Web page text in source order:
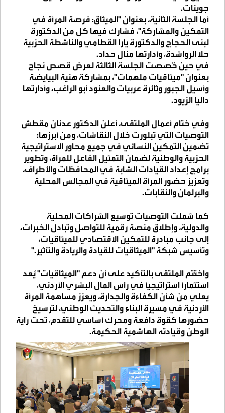
جوينات.
أما الجلسة الثانية، بعنوان "الميثاق: فرصة المرأة في
التمكين والمشاركة"، فشارك فيها كل من الدكتورة
لبنى الحجاج والدكتورة يارا القطامي والناشطة الحزبية
حلا الرواشدة، وأدارتها منال حداد.
في حين خُصصت الجلسة الثالثة لعرض قصص نجاح
بعنوان "ميثاقيات ملهمات"، بمشاركة هنية البيايضة
وأسيل الجبور وثائرة عربيات والعنود أبو الراغب، وأدارتها
داليا الزيود.
وفي ختام أعمال الملتقى، أعلن الدكتور عدنان مقطش
التوصيات التي تبلورت خلال النقاشات، ومن أبرزها:
تضمين التمكين النسائي في جميع محاور الاستراتيجية
الحزبية والوطنية لضمان التمثيل الفاعل للمرأة، وتطوير
برامج إعداد القيادات الشابة في المحافظات والأطراف،
وتعزيز حضور المرأة الميثاقية في المجالس المحلية
والبرلمان والنقابات.
كما شملت التوصيات توسيع الشراكات المحلية
والدولية، وإطلاق منصة رقمية للتواصل وتبادل الخبرات،
إلى جانب مبادرة للتمكين الاقتصادي للميثاقيات،
وتأسيس شبكة "الميثاقيات للقيادة والريادة والتأثير".
واختُتم الملتقى بالتأكيد على أن دعم "الميثاقيات" يُعد
استثمارًا استراتيجيًا في رأس المال البشري الأردني،
يعلي من شأن الكفاءة والجدارة، ويعزز مساهمة المرأة
الأردنية في مسيرة البناء والتحديث الوطني، لترسيخ
حضورها كقوة دافعة ومحرك أساسي للتقدم، تحت راية
الوطن وقيادته الهاشمية الحكيمة.